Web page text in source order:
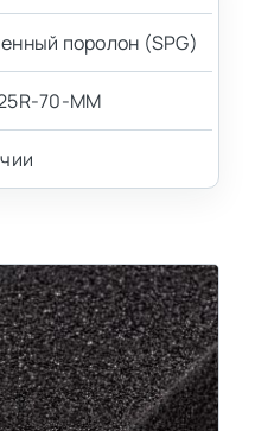
поролон (SPG)
70-MM